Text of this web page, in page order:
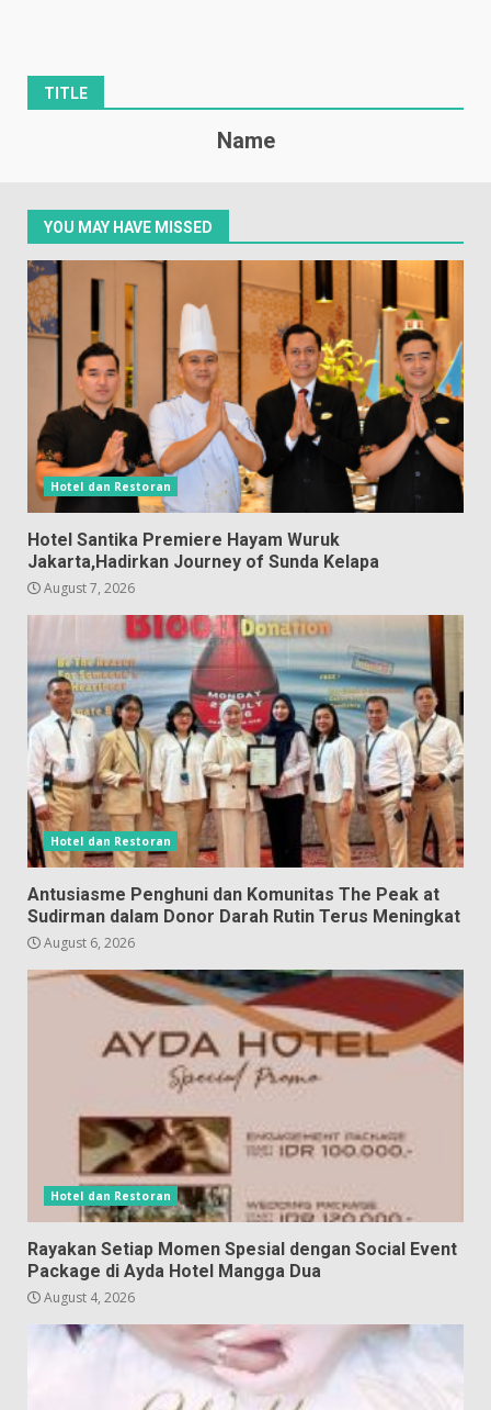
TITLE
Name
YOU MAY HAVE MISSED
Hotel dan Restoran
Hotel Santika Premiere Hayam Wuruk
Jakarta,Hadirkan Journey of Sunda Kelapa
August 7, 2026
Hotel dan Restoran
Antusiasme Penghuni dan Komunitas The Peak at
Sudirman dalam Donor Darah Rutin Terus Meningkat
August 6, 2026
Hotel dan Restoran
Rayakan Setiap Momen Spesial dengan Social Event
Package di Ayda Hotel Mangga Dua
August 4, 2026